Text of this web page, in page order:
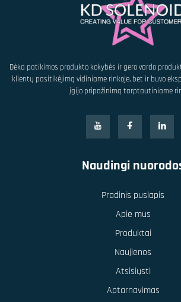
Dėka patikimos produkto kokybės ir gero vardo
klientų pasitikėjimą vidiniame rinkoje, bet ir buvo
įgijo pripažinimą tarptautiniame
Naudingi
Pradinis puslapis
Apie mus
Produktai
Naujienos
Atsisiųsti
Aptarnavimas